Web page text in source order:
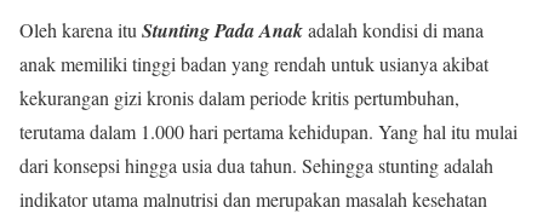
Oleh karena ituStunting Pada Anakadalah kondisi di mana
anak memiliki tinggi badan yang rendah untuk usianya akibat
kekurangan gizi kronis dalam periode kritis pertumbuhan,
terutama dalam 1.000 hari pertama kehidupan. Yang hal itu mulai
dari konsepsi hingga usia dua tahun. Sehingga stunting adalah
indikator utama malnutrisi dan merupakan masalah kesehatan